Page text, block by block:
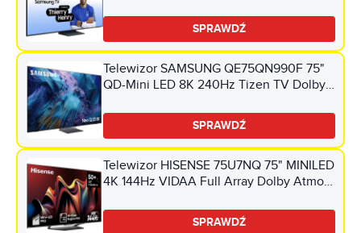
SPRAWDŹ
Telewizor SAMSUNG QE75QN990F 75"
QD-Mini LED 8K 240Hz Tizen TV Dolby
SPRAWDŹ
Telewizor HISENSE 75U7NQ 75" MINILED
4K 144Hz VIDAA Full Array Dolby Atmos
SPRAWDŹ